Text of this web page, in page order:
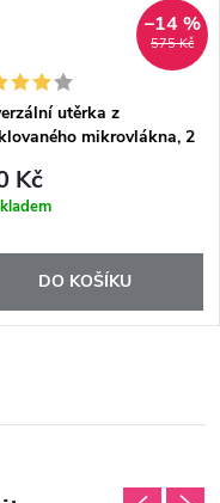
575 Kč
–14 %
utěrka z
mikrovlákna, 2
Kč
DO KOŠÍKU